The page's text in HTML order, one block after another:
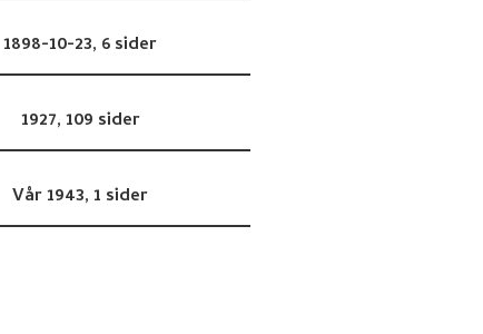
1898-10-23, 6 sider
1927,109 sider
Vår 1943,1 sider